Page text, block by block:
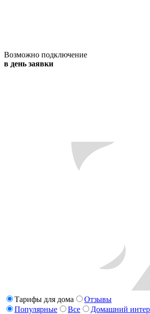
Возможно подключение
в день заявки
Тарифы для дома
Отзывы
Популярные
Все
Домашний